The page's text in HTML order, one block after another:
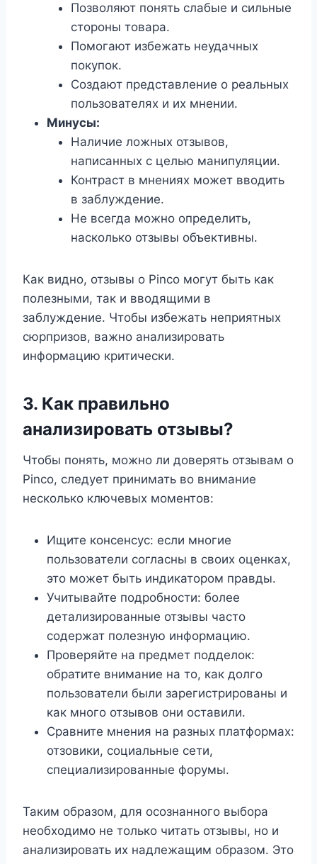
Позволяют понять слабые и сильные
стороны товара.
Помогают избежать неудачных
покупок.
Создают представление о реальных
пользователях и их мнении.
Минусы:
Наличие ложных отзывов,
написанных с целью манипуляции.
Контраст в мнениях может вводить
в заблуждение.
Не всегда можно определить,
насколько отзывы объективны.
Как видно, отзывы о Pinco могут быть как
полезными, так и вводящими в
заблуждение. Чтобы избежать неприятных
сюрпризов, важно анализировать
информацию критически.
3. Как правильно
анализировать отзывы?
Чтобы понять, можно ли доверять отзывам о
Pinco, следует принимать во внимание
несколько ключевых моментов:
Ищите консенсус: если многие
пользователи согласны в своих оценках,
это может быть индикатором правды.
Учитывайте подробности: более
детализированные отзывы часто
содержат полезную информацию.
Проверяйте на предмет подделок:
обратите внимание на то, как долго
пользователи были зарегистрированы и
как много отзывов они оставили.
Сравните мнения на разных платформах:
отзовики, социальные сети,
специализированные форумы.
Таким образом, для осознанного выбора
необходимо не только читать отзывы, но и
анализировать их надлежащим образом. Это